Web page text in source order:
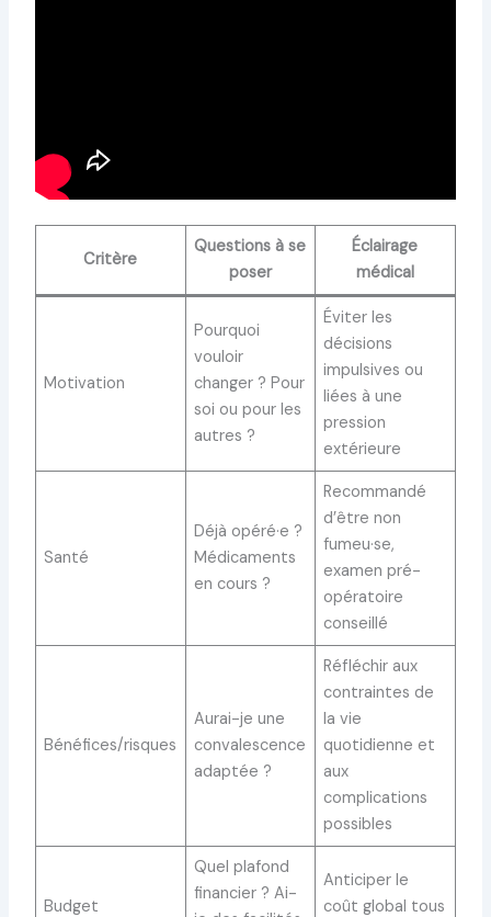
Critère
Questions à se
poser
Éclairage
médical
Motivation
Pourquoi
vouloir
changer ? Pour
soi ou pour les
autres ?
Éviter les
décisions
impulsives ou
liées à une
pression
extérieure
Santé
Déjà opéré·e ?
Médicaments
en cours ?
Recommandé
d’être non
fumeu·se,
examen pré-
opératoire
conseillé
Bénéfices/risques
Aurai-je une
convalescence
adaptée ?
Réfléchir aux
contraintes de
la vie
quotidienne et
aux
complications
possibles
Budget
Quel plafond
financier ? Ai-
Anticiper le
coût global tous